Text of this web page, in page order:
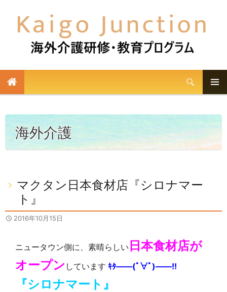
索
メニュ
ー
ン
テ
ツ
キ
プ
海外介護
マクタン日本食材店『シロナマー
ト』
2016年10月15日
ニュータウン側に、素晴らしい 日本食材店が
オープン しています ｷﾀ――(ﾟ∀ﾟ)――!!
『シロナマート』